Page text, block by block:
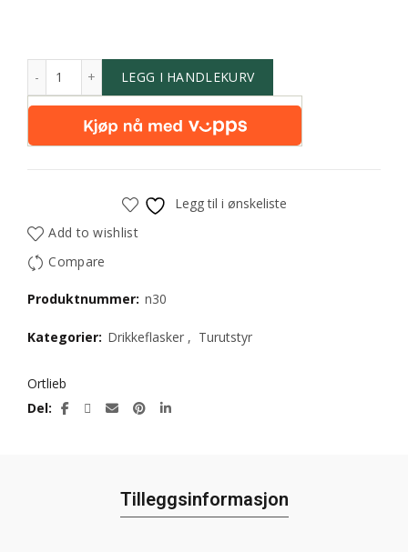
LEGG I HANDLEKURV
Legg til i ønskeliste
Add to wishlist
Compare
Produktnummer: n30
Kategorier: Drikkeflasker , Turutstyr
Ortlieb
Del
Tilleggsinformasjon